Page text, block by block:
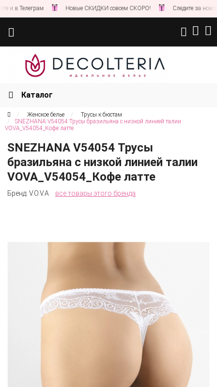
Телеграм Новые СКИДКИ совсем СКОРО! Следите за
Каталог
Женское белье
Трусы к бюстам
SNEZHANA V54054 Трусы бразильяна с низкой линией талии
VOVA_V54054_Кофе латте
SNEZHANA V54054 Трусы
бразильяна с низкой линией талии
VOVA_V54054_Кофе латте
Бренд: V.O.V.A все товары этого бренда